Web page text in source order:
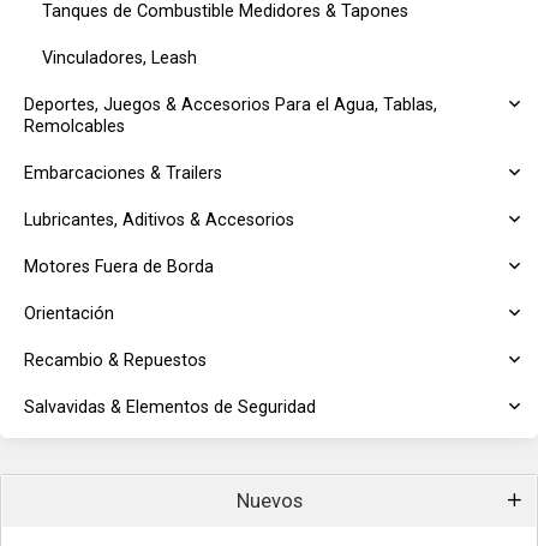
Tanques de Combustible Medidores & Tapones
Vinculadores, Leash
Deportes, Juegos & Accesorios Para el Agua, Tablas,
Remolcables
Embarcaciones & Trailers
Lubricantes, Aditivos & Accesorios
Motores Fuera de Borda
Orientación
Recambio & Repuestos
Salvavidas & Elementos de Seguridad
Nuevos